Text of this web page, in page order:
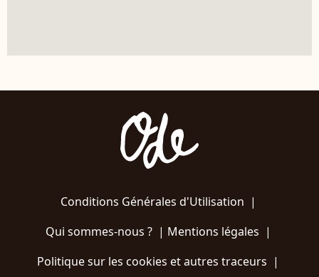
Conditions Générales d'Utilisation |
Qui sommes-nous ?| Mentions légales |
Politique sur les cookies et autres traceurs |